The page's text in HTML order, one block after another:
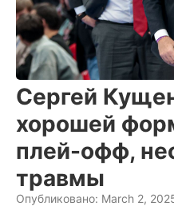
Сергей
хорошей
плей-офф,
травмы
Опубликовано: March 2,